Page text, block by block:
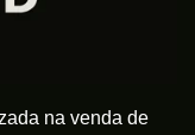
na venda de